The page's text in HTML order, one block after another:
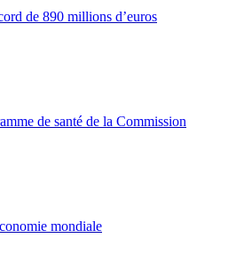
de 890 millions d’euros
de santé de la Commission
mondiale